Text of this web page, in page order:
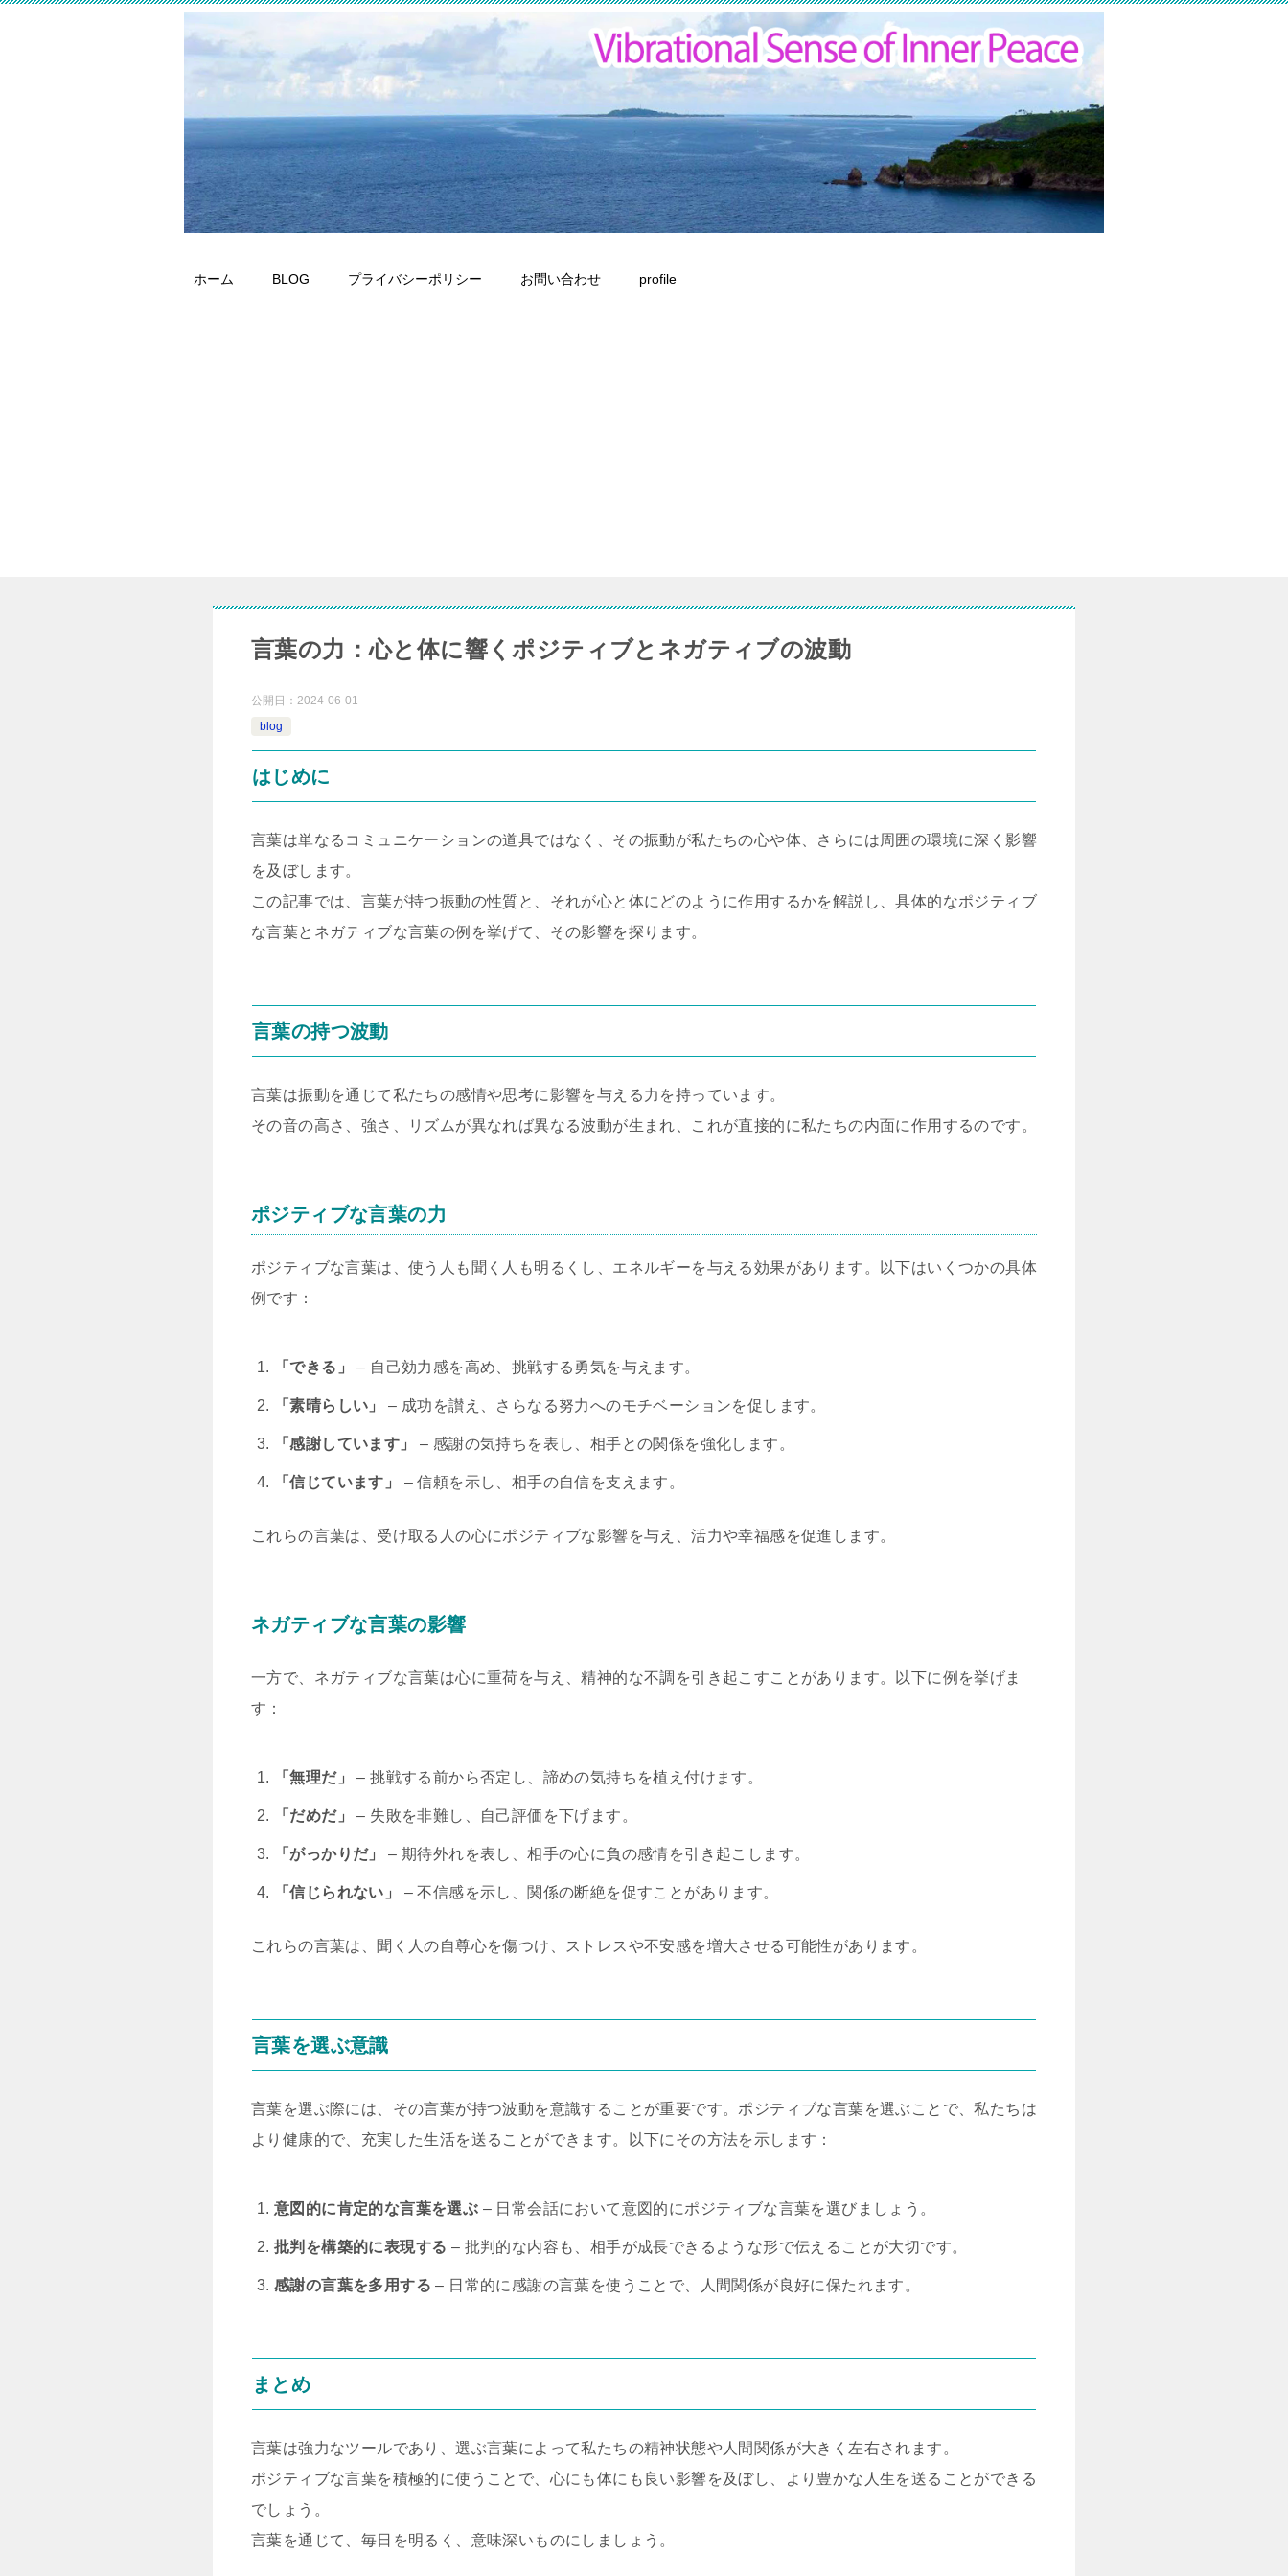
ホーム BLOG プライバシーポリシー お問い合わせ profile
言葉の力：心と体に響くポジティブとネガティブの波動
公開日： 2024-06-01
blog
はじめに
言葉は単なるコミュニケーションの道具ではなく、その振動が私たちの心や体、さらには周囲の環境に深く影響
を及ぼします。
この記事では、言葉が持つ振動の性質と、それが心と体にどのように作用するかを解説し、具体的なポジティブ
な言葉とネガティブな言葉の例を挙げて、その影響を探ります。
言葉の持つ波動
言葉は振動を通じて私たちの感情や思考に影響を与える力を持っています。
その音の高さ、強さ、リズムが異なれば異なる波動が生まれ、これが直接的に私たちの内面に作用するのです。
ポジティブな言葉の力
ポジティブな言葉は、使う人も聞く人も明るくし、エネルギーを与える効果があります。以下はいくつかの具体
例です：
「できる」 – 自己効力感を高め、挑戦する勇気を与えます。
「素晴らしい」 – 成功を讃え、さらなる努力へのモチベーションを促します。
「感謝しています」 – 感謝の気持ちを表し、相手との関係を強化します。
「信じています」 – 信頼を示し、相手の自信を支えます。
これらの言葉は、受け取る人の心にポジティブな影響を与え、活力や幸福感を促進します。
ネガティブな言葉の影響
一方で、ネガティブな言葉は心に重荷を与え、精神的な不調を引き起こすことがあります。以下に例を挙げま
す：
「無理だ」 – 挑戦する前から否定し、諦めの気持ちを植え付けます。
「だめだ」 – 失敗を非難し、自己評価を下げます。
「がっかりだ」 – 期待外れを表し、相手の心に負の感情を引き起こします。
「信じられない」 – 不信感を示し、関係の断絶を促すことがあります。
これらの言葉は、聞く人の自尊心を傷つけ、ストレスや不安感を増大させる可能性があります。
言葉を選ぶ意識
言葉を選ぶ際には、その言葉が持つ波動を意識することが重要です。ポジティブな言葉を選ぶことで、私たちは
より健康的で、充実した生活を送ることができます。以下にその方法を示します：
意図的に肯定的な言葉を選ぶ – 日常会話において意図的にポジティブな言葉を選びましょう。
批判を構築的に表現する – 批判的な内容も、相手が成長できるような形で伝えることが大切です。
感謝の言葉を多用する – 日常的に感謝の言葉を使うことで、人間関係が良好に保たれます。
まとめ
言葉は強力なツールであり、選ぶ言葉によって私たちの精神状態や人間関係が大きく左右されます。
ポジティブな言葉を積極的に使うことで、心にも体にも良い影響を及ぼし、より豊かな人生を送ることができる
でしょう。
言葉を通じて、毎日を明るく、意味深いものにしましょう。